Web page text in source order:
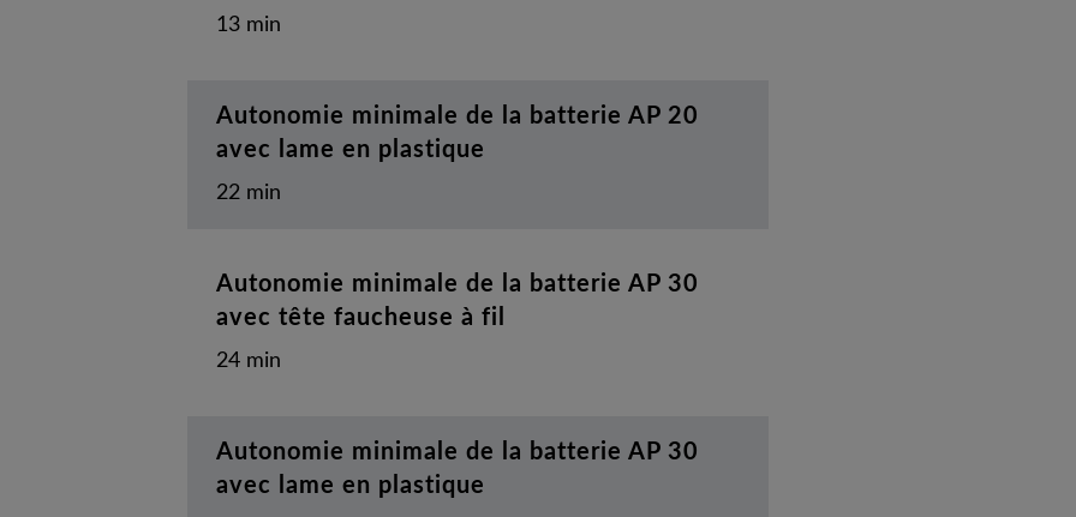
13 min
Autonomie minimale de la batterie AP 20
avec lame en plastique
22 min
Autonomie minimale de la batterie AP 30
avec tête faucheuse à fil
24 min
Autonomie minimale de la batterie AP 30
avec lame en plastique